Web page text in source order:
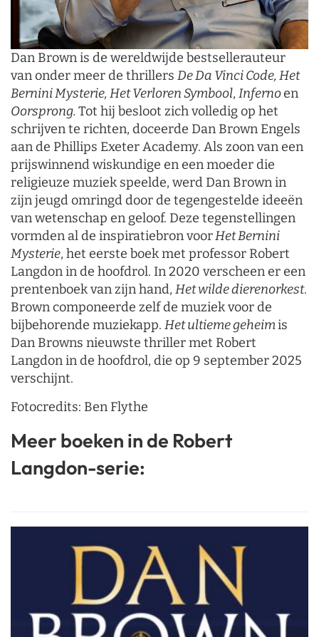
Dan Brown is de wereldwijde bestsellerauteur
van onder meer de thrillers De Da Vinci Code, Het
Bernini Mysterie, Het Verloren Symbool, Infernoen
Oorsprong.Tot hij besloot zich volledig op het
schrijven te richten, doceerde Dan Brown Engels
aan de Phillips Exeter Academy. Als zoon van een
prijswinnend wiskundige en een moeder die
religieuze muziek speelde, werd Dan Brown in
zijn jeugd omringd door de tegengestelde ideeën
van wetenschap en geloof. Deze tegenstellingen
vormden al de inspiratiebron voorHet Bernini
Mysterie, het eerste boek met professor Robert
Langdon in de hoofdrol. In 2020 verscheen er een
prentenboek van zijn hand, Het wilde dierenorkest.
Brown componeerde zelf de muziek voor de
bijbehorende muziekapp. Het ultieme geheimis
Dan Browns nieuwste thriller met Robert
Langdon in de hoofdrol, die op 9 september 2025
verschijnt.
Fotocredits: Ben Flythe
Meer boeken in de Robert
Langdon-serie: